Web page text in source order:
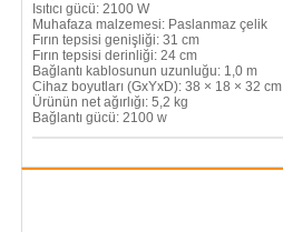
Isıtıcı gücü: 2100 W
Muhafaza malzemesi: Paslanmaz çelik
Fırın tepsisi genişliği: 31 cm
Fırın tepsisi derinliği: 24 cm
Bağlantı kablosunun uzunluğu: 1,0 m
Cihaz boyutları (GxYxD): 38 × 18 × 32 cm
Ürünün net ağırlığı: 5,2 kg
Bağlantı gücü: 2100 w